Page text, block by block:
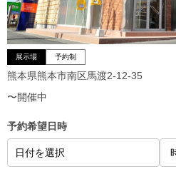
展示場 予約制
熊本県熊本市南区馬渡2-12-35
〜開催中
予約希望日時
日付を選択